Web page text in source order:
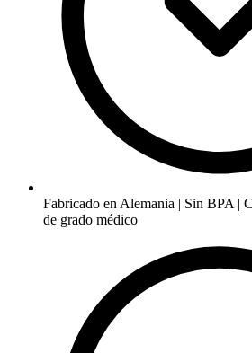
Fabricado en Alemania | Sin BPA |
de grado médico